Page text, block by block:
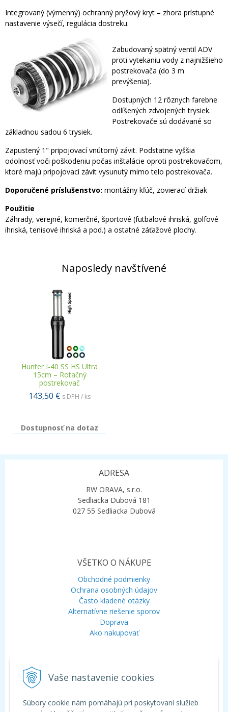
Vaše nastavenie cookies
Súbory cookie nám pomáhajú pri poskytovaní služieb
Integrovaný (výmenný) ochranný pryžový kryt – zhora prístupné
nastavenie výsečí, regulácia dostreku.
Zabudovaný spätný ventil ADV
proti vytekaniu vody z najnižšieho
postrekovača (do 3 m
prevýšenia).
Dostupných 12 rôznych farebne
odlíšených zdvojených trysiek.
Postrekovače sú dodávané so
základnou sadou 6 trysiek.
Zapustený 1" pripojovací vnútorný závit. Podstatne vyššia
odolnosť voči poškodeniu počas inštalácie oproti postrekovačom,
ktoré majú pripojovací závit vysunutý mimo telo postrekovača.
Doporučené príslušenstvo: montážny kľúč, zovierací držiak
Použitie
Záhrady, verejné, komerčné, športové (futbalové ihriská, golfové
ihriská, tenisové ihriská a pod.) a ostatné záťažové plochy.
Naposledy navštívené
Hunter I-40 SS HS Ultra
15cm – Rotačný
postrekovač
143,50 € s DPH / ks
Dostupnosť na dotaz
ADRESA
RW ORAVA, s.r.o.
Sedliacka Dubová 181
027 55 Sedliacka Dubová
VŠETKO O NÁKUPE
Obchodné podmienky
Ochrana osobných údajov
Často kladené otázky
Alternatívne riešenie sporov
Doprava
Ako nakupovať
Mobil:+421 948 120 323
Chat:WhatsApp